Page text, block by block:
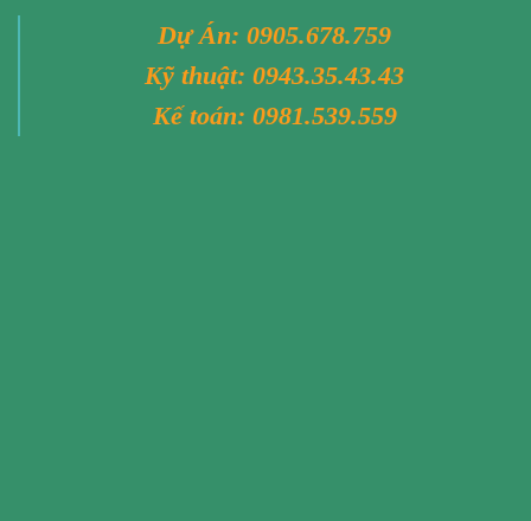
Dự Án: 0905.678.759
Kỹ thuật: 0943.35.43.43
Kế toán: 0981.539.559